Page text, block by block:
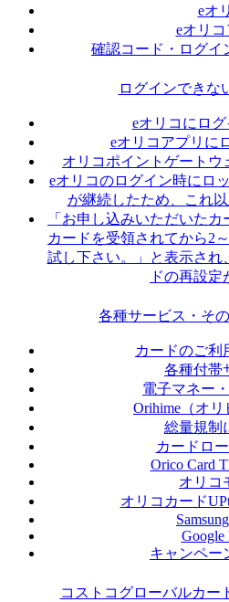
eオ
eオリコ
確認コード・ログイ
ログインできな
eオリコにロ
eオリコアプリに
オリコポイントゲートウ
eオリコのログイン時にロ
が継続したため、これ
「お申し込みいただいた
カードを受領されてから2
試し下さい。」と表示さ
ドの再設定
各種サービス・そ
カードのご利
各種付帯
電子マネー
Orihime（オ
総量規制
カードロ
Orico Card
オリコ
オリコカード
キャンペー
コストコグローバルカー